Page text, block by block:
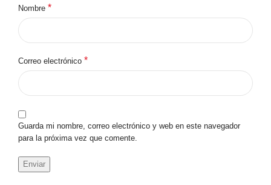
Nombre *
Correo electrónico *
Guarda mi nombre, correo electrónico y web en este navegador
para la próxima vez que comente.